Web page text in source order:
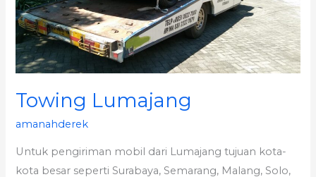
Towing Lumajang
amanahderek
Untuk pengiriman mobil dari Lumajang tujuan kota-
kota besar seperti Surabaya, Semarang, Malang, Solo,